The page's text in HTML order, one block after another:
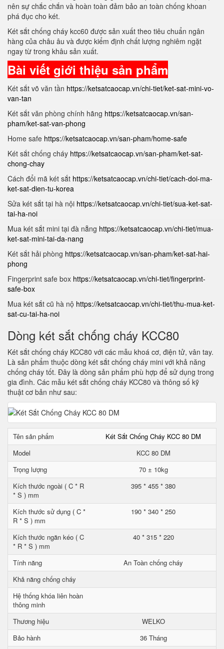
nên sự chắc chắn và hoàn toàn đảm bảo an toàn chống khoan
phá đục cho két.
Két sắt chống cháy kcc60 được sản xuất theo tiêu chuẩn ngân
hàng của châu âu và được kiểm định chất lượng nghiêm ngặt
ngay từ trong khâu sản xuất.
Bài viết giới thiệu sản phẩm
Két sắt võ văn tần https://ketsatcaocap.vn/chi-tiet/ket-sat-mini-vo-
van-tan
Két sắt văn phòng chính hãng https://ketsatcaocap.vn/san-
pham/ket-sat-van-phong
Home safe https://ketsatcaocap.vn/san-pham/home-safe
Két sắt chống cháy https://ketsatcaocap.vn/san-pham/ket-sat-
chong-chay
Cách đổi mã két sắt https://ketsatcaocap.vn/chi-tiet/cach-doi-ma-
ket-sat-dien-tu-korea
Sửa két sắt tại hà nội https://ketsatcaocap.vn/chi-tiet/sua-ket-sat-
tai-ha-noi
Mua két sắt mini tại đà nẵng https://ketsatcaocap.vn/chi-tiet/mua-
ket-sat-mini-tai-da-nang
Két sắt hải phòng https://ketsatcaocap.vn/san-pham/ket-sat-hai-
phong
Fingerprint safe box https://ketsatcaocap.vn/chi-tiet/fingerprint-
safe-box
Mua két sắt cũ hà nộ https://ketsatcaocap.vn/chi-tiet/thu-mua-ket-
sat-cu-tai-ha-noi
Dòng két sắt chống cháy KCC80
Két sắt chống cháy KCC80 với các mẫu khoá cơ, điện tử, vân tay.
Là sản phẩm thuộc dòng két sắt chống cháy mini với khả năng
chống cháy tốt. Đây là dòng sản phẩm phù hợp để sử dụng trong
gia đình. Các mẫu két sắt chống cháy KCC80 và thông số kỹ
thuật cơ bản như sau:
Tên sản phẩm
Két Sắt Chống Cháy KCC 80 DM
Model
KCC 80 DM
Trọng lượng
70 ± 10kg
Kích thước ngoài ( C * R
* S ) mm
395 * 455 * 380
Kích thước sử dụng ( C *
R * S ) mm
190 * 340 * 250
Kích thước ngăn kéo ( C
* R * S ) mm
40 * 315 * 220
Tính năng
An Toàn chống cháy
Khả năng chống cháy
Hệ thống khóa liên hoàn
thông minh
Thương hiệu
WELKO
Bảo hành
36 Tháng